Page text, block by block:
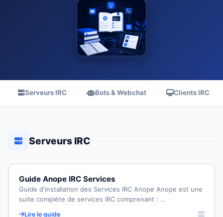
Serveurs IRC Bots & Webchat Clients IRC
Serveurs IRC
Guide Anope IRC Services
Guide d'installation des Services IRC Anope Anope est une
suite complète de services IRC comprenant : …
Lire le guide